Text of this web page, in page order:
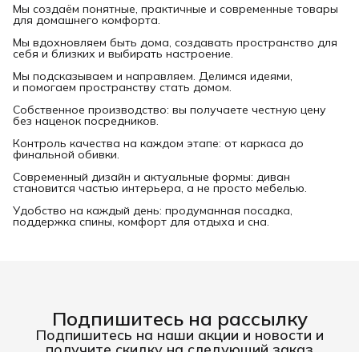
Мы создаём понятные, практичные и современные товары
для домашнего комфорта.
Мы вдохновляем быть дома, создавать пространство для
себя и близких и выбирать настроение.
Мы подсказываем и направляем. Делимся идеями,
и помогаем пространству стать домом.
Собственное производство: вы получаете честную цену
без наценок посредников.
Контроль качества на каждом этапе: от каркаса до
финальной обивки.
Современный дизайн и актуальные формы: диван
становится частью интерьера, а не просто мебелью.
Удобство на каждый день: продуманная посадка,
поддержка спины, комфорт для отдыха и сна.
Подпишитесь на рассылку
Подпишитесь на наши акции и новости и